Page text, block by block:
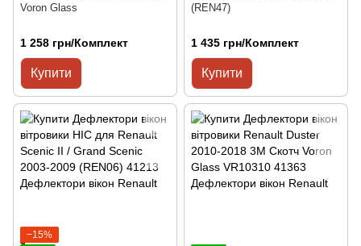
Voron Glass
1 258 грн/Комплект
Купити
(REN47)
1 435 грн/Комплект
Купити
−15%